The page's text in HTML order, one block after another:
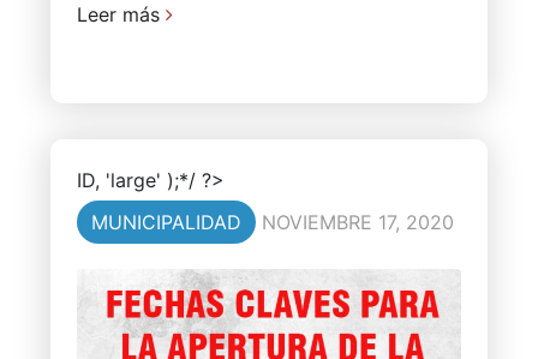
Leer más
ID, 'large' );*/ ?>
MUNICIPALIDAD
NOVIEMBRE 17, 2020